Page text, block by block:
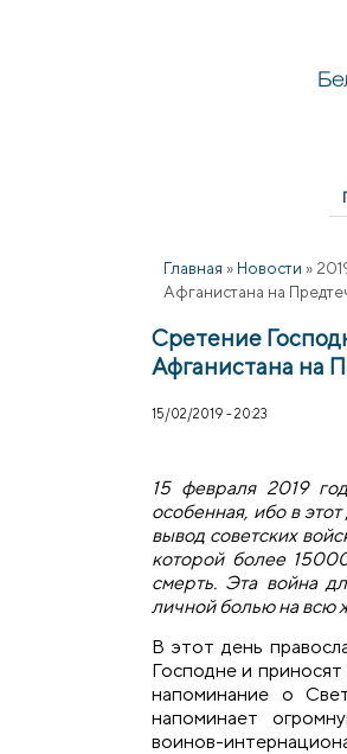
Главная » Новости »
Афганистана на
Сретение
Афганистана на
15/02/2019 - 20:23
15 февраля 2019
особенная, ибо в
вывод советских
которой более
смерть. Эта война
личной болью на всю
В этот день
Господне и
напоминание о
напоминает
воинов-